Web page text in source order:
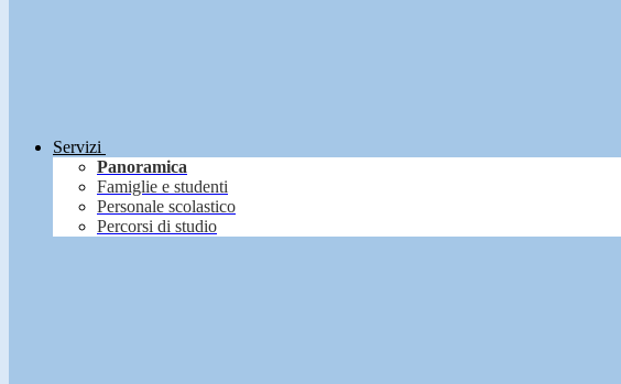
Servizi
Panoramica
Famiglie e studenti
Personale scolastico
Percorsi di studio